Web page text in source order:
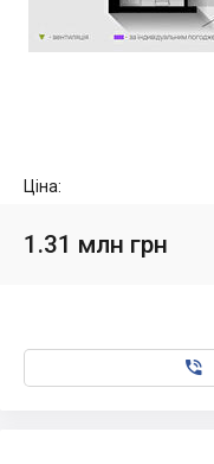
Ціна:
1.31 млн грн
